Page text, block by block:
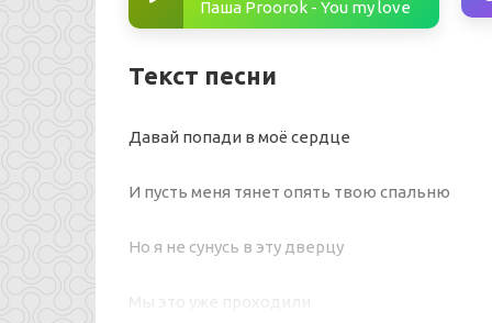
Паша Proorok - You my love
Текст песни
Давай попади в моё сердце
И пусть меня тянет опять твою спальню
Но я не сунусь в эту дверцу
Мы это уже проходили